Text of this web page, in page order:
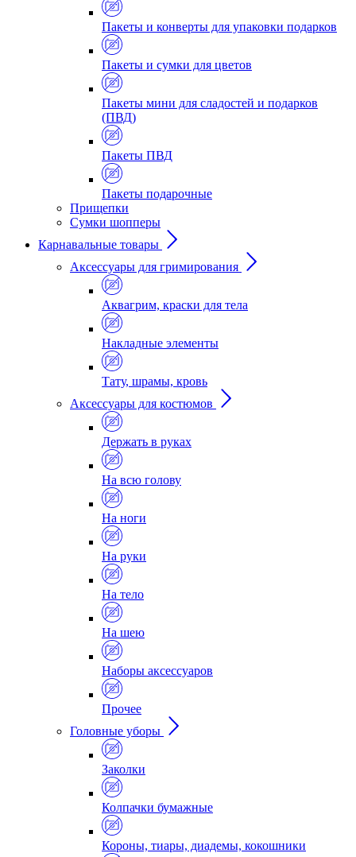
Пакеты и конверты для упаковки подарков
Пакеты и сумки для цветов
Пакеты мини для сладостей и подарков
(ПВД)
Пакеты ПВД
Пакеты подарочные
Прищепки
Сумки шопперы
Карнавальные товары
Аксессуары для гримирования
Аквагрим, краски для тела
Накладные элементы
Тату, шрамы, кровь
Аксессуары для костюмов
Держать в руках
На всю голову
На ноги
На руки
На тело
На шею
Наборы аксессуаров
Прочее
Головные уборы
Заколки
Колпачки бумажные
Короны, тиары, диадемы, кокошники